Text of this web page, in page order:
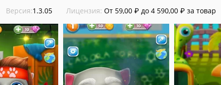
Версия:1.3.05 Лицензия: От 59,00 ₽ до 4 590,00 ₽ за товар